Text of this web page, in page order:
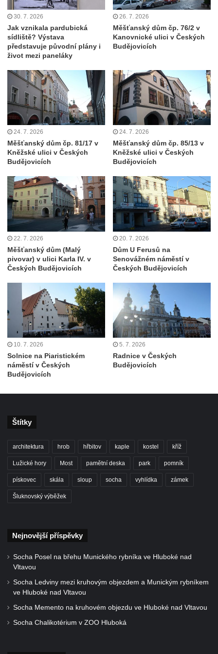
Dům čp. 181 v Mikovcově ulici ve Sloupu v
Dům čp. 167 v ulici Pod Hradem ve Sloupu
v Čechách
Dům čp. 172 v Palackého ulici v Novém
Boru
Dům čp. 170 na Palackého náměstí v
Novém Boru
Dům čp. 183 na Palackého náměstí v
Novém Boru
Dům čp. 184 na Palackého náměstí v
Novém Boru
Dům čp. 215 v ulici Bratří Čapků v Novém
Boru
Dům čp. 211 v Tkalcovské ulici v Novém
Boru
Dům čp. 206 v Tkalcovské ulici v Novém
Boru
Dům čp. 132 ve Sloupské ulici v Novém
Boru
Dům čp. 129 ve Sloupské ulici v Novém
Boru
Dům čp. 109 v Kalinově ulici v Novém Boru
Dům čp. 107 v Kalinově ulici v Novém Boru
Dům čp. 46 v ulici T. G. Masaryka v Novém
Hornický dům Sokolov
Dům kultury Ostrov
Venkovské usedlosti Nový Drahov
Fara u kostela svatého Josefa v Krásné u
Krakonošovy schody v Teplicích nad Metují
Kubečkova fara čp. 54 v Machovské Lhotě
Vila Landhaus čp. 1230/6 v ulici Pod
Doubravkou v Teplicích
30. 7. 2026
Jak vznikala pardubická
sídliště? Výstava
představuje původní plány i
život mezi paneláky
26. 7. 2026
Měšťanský dům čp. 76/2 v
Kanovnické ulici v Českých
Budějovicích
24. 7. 2026
Měšťanský dům čp. 81/17 v
Kněžské ulici v Českých
Budějovicích
24. 7. 2026
Měšťanský dům čp. 85/13 v
Kněžské ulici v Českých
Budějovicích
22. 7. 2026
Měšťanský dům (Malý
pivovar) v ulici Karla IV. v
Českých Budějovicích
20. 7. 2026
Dům U Ferusů na
Senovážném náměstí v
Českých Budějovicích
10. 7. 2026
Solnice na Piaristickém
náměstí v Českých
Budějovicích
5. 7. 2026
Radnice v Českých
Budějovicích
Štítky
architektura hrob hřbitov kaple kostel kříž
Lužické hory Most pamětní deska park pomník
pískovec skála sloup socha vyhlídka zámek
Šluknovský výběžek
Nejnovější příspěvky
Socha Posel na břehu Munického rybníka ve Hluboké nad
Vltavou
Socha Ledviny mezi kruhovým objezdem a Munickým rybníkem
ve Hluboké nad Vltavou
Socha Memento na kruhovém objezdu ve Hluboké nad Vltavou
Socha Chalikotérium v ZOO Hluboká